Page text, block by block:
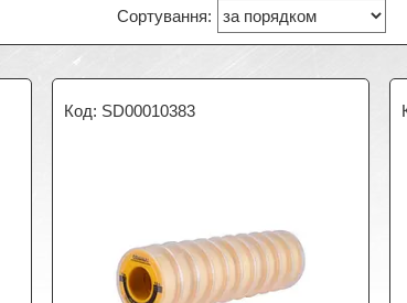
SD00010383